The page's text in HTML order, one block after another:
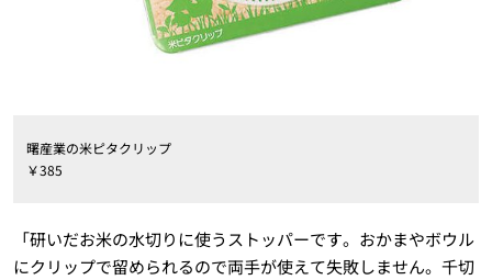
曙産業の米ピタクリップ
￥385
「研いだお米の水切りに使うストッパーです。おかまやボウル
にクリップで留められるので両手が使えて失敗しません。千切